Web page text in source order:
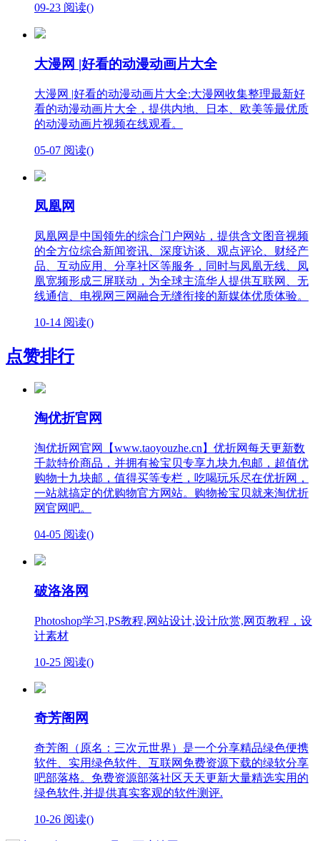
09-23 阅读()
大漫网 |好看的动漫动画片大全
大漫网 |好看的动漫动画片大全:大漫网收集整理最新好
看的动漫动画片大全，提供内地、日本、欧美等最优质
的动漫动画片视频在线观看。
05-07 阅读()
凤凰网
凤凰网是中国领先的综合门户网站，提供含文图音视频
的全方位综合新闻资讯、深度访谈、观点评论、财经产
品、互动应用、分享社区等服务，同时与凤凰无线、凤
凰宽频形成三屏联动，为全球主流华人提供互联网、无
线通信、电视网三网融合无缝衔接的新媒体优质体验。
10-14 阅读()
点赞排行
淘优折官网
淘优折网官网【www.taoyouzhe.cn】优折网每天更新数
千款特价商品，并拥有捡宝贝专享九块九包邮，超值优
购物十九块邮，值得买等专栏，吃喝玩乐尽在优折网，
一站就搞定的优购物官方网站。购物捡宝贝就来淘优折
网官网吧。
04-05 阅读()
破洛洛网
Photoshop学习,PS教程,网站设计,设计欣赏,网页教程，设
计素材
10-25 阅读()
奇芳阁网
奇芳阁（原名：三次元世界）是一个分享精品绿色便携
软件、实用绿色软件、互联网免费资源下载的绿软分享
吧部落格。免费资源部落社区天天更新大量精选实用的
绿色软件,并提供真实客观的软件测评.
10-26 阅读()